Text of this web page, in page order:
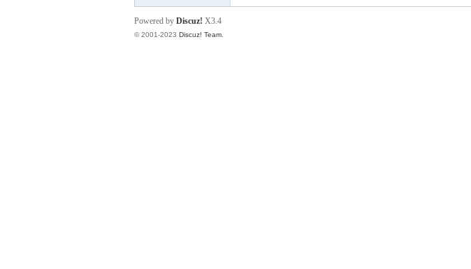
Powered by Discuz! X3.4
© 2001-2023 Discuz! Team